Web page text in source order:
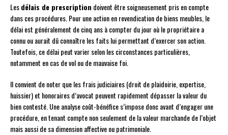
Lesdélais de prescription doivent être soigneusement pris en compte
dans ces procédures. Pour une action en revendication de biens meubles, le
délai est généralement de cinq ans à compter du jour où le propriétaire a
connu ou aurait dû connaître les faits lui permettant d’exercer son action.
Toutefois, ce délai peut varier selon les circonstances particulières,
notamment en cas de vol ou de mauvaise foi.
Il convient de noter que les frais judiciaires (droit de plaidoirie, expertise,
huissier) et honoraires d’avocat peuvent rapidement dépasser la valeur du
bien contesté. Une analyse coût-bénéfice s’impose donc avant d’engager une
procédure, en tenant compte non seulement de la valeur marchande de l’objet
mais aussi de sa dimension affective ou patrimoniale.